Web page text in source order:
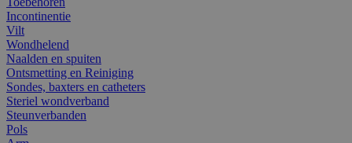
Incontinentie
Vilt
Wondhelend
Naalden en spuiten
Ontsmetting en Reiniging
Sondes, baxters en catheters
Steriel wondverband
Steunverbanden
Pols